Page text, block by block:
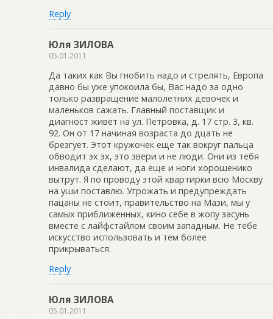
Reply
Юля ЗИЛОВА
05.01.2011
Да таких как Вы гнобить надо и стрелять, Европа
давно бы уже упокоила бы, Вас надо за одно
только развращение малолетних девочек и
маленьков сажать. Главный поставщик и
диагност живет на ул. Петровка, д. 17 стр. 3, кв.
92. Он от 17 начиная возраста до дцать не
брезгует. Этот кружочек еще так вокруг пальца
обводит эх эх, это звери и не люди. Они из тебя
инвалида сделают, да еще и ноги хорошенико
вытрут. Я по проводу этой квартирки всю Москву
на уши поставлю. Угрожать и предупреждать
пацаны не стоит, правительство на Мази, мы у
самых приближенных, кино себе в жопу засунь
вместе с лайфстайлом своим западным. Не тебе
искусство использовать и тем более
прикрываться.
Reply
Юля ЗИЛОВА
05.01.2011